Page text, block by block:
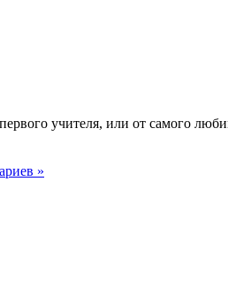
учителя, или от самого
»